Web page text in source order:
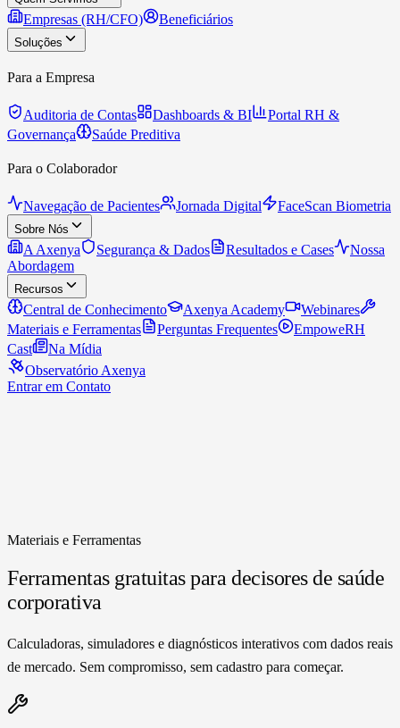
Empresas (RH/CFO) Beneficiários
Soluções
Para a Empresa
Auditoria de Contas Dashboards & BI
Portal RH &
Governança
Saúde Preditiva
Para o Colaborador
Navegação de Pacientes Jornada Digital FaceScan Biometria
Sobre Nós
A Axenya Segurança & Dados Resultados e Cases
Nossa
Abordagem
Recursos
Central de Conhecimento Axenya Academy
Webinares
Materiais e Ferramentas
Perguntas Frequentes
EmpoweRH
Cast
Na Mídia
Observatório Axenya
Entrar em Contato
Materiais e Ferramentas
Ferramentas gratuitas para decisores de saúde
corporativa
Calculadoras, simuladores e diagnósticos interativos com dados reais
de mercado. Sem compromisso, sem cadastro para começar.